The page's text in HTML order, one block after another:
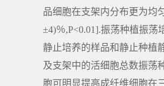
品细胞在支架内分布更为均
±4)％,P<0.01].振荡种植振
静止培养的样品和静止种植
及支架中的活细胞总数振荡
胞可明显提高成纤维细胞在